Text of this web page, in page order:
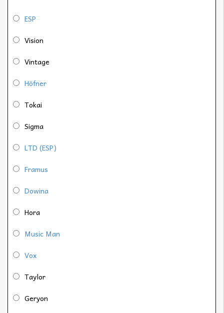
ESP
Vision
Vintage
Höfner
Tokai
Sigma
LTD (ESP)
Framus
Dowina
Hora
Music Man
Vox
Taylor
Geryon